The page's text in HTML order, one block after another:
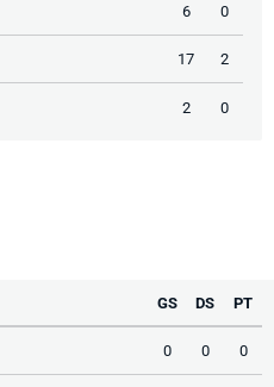
6 0
17 2
2 0
GS DS PT
0 0 0